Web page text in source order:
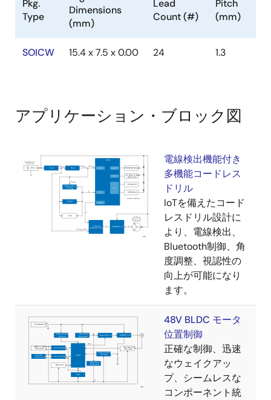
Pkg.
Type
Dimensions
(mm)
Lead
Count (#)
Pitch
(mm)
SOICW 15.4 x 7.5 x 0.00 24 1.3
アプリケーション・ブロック図
電線検出機能付き
多機能コードレス
ドリル
IoTを備えたコード
レスドリル設計に
より、電線検出、
Bluetooth制御、角
度調整、視認性の
向上が可能になり
ます。
48V BLDC モータ
位置制御
正確な制御、迅速
なウェイクアッ
プ、シームレスな
コンポーネント統